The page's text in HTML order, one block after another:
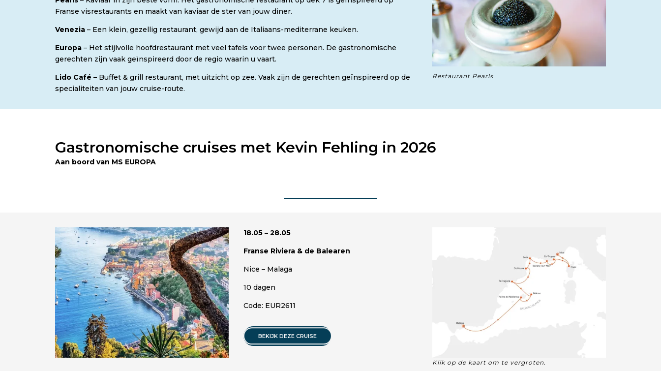
Franse visrestaurants en maakt van kaviaar de ster van jouw diner.
Venezia – Een klein, gezellig restaurant, gewijd aan de Italiaans-mediterrane keuken.
Europa – Het stijlvolle hoofdrestaurant met veel tafels voor twee personen. De gastronomische
gerechten zijn vaak geïnspireerd door de regio waarin u vaart.
Lido Café – Buffet & grill restaurant, met uitzicht op zee. Vaak zijn de gerechten geïnspireerd op de
specialiteiten van jouw cruise-route.
Restaurant Pearls
Gastronomische cruises met Kevin Fehling in 2026
Aan boord van MS EUROPA
18.05 – 28.05
Franse Riviera & de Balearen
Nice – Malaga
10 dagen
Code: EUR2611
BEKIJK DEZE CRUISE
Klik op de kaart om te vergroten.